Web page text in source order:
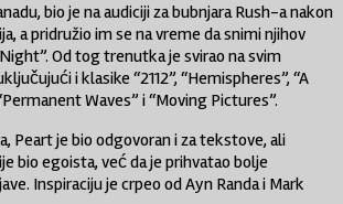
bio je na audiciji za bubnjara Rush-a nakon
a pridružio im se na vreme da snimi njihov
Od tog trenutka je svirao na svim
i klasike “2112”, “Hemispheres”, “A
Waves” i “Moving Pictures”.
Peart je bio odgovoran i za tekstove, ali
bio egoista, već da je prihvatao bolje
Inspiraciju je crpeo od Ayn Randa i Mark